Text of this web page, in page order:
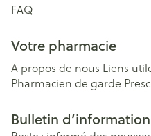
FAQ
Votre pharmacie
A propos de nous Liens
Pharmacien de garde
Bulletin d’information